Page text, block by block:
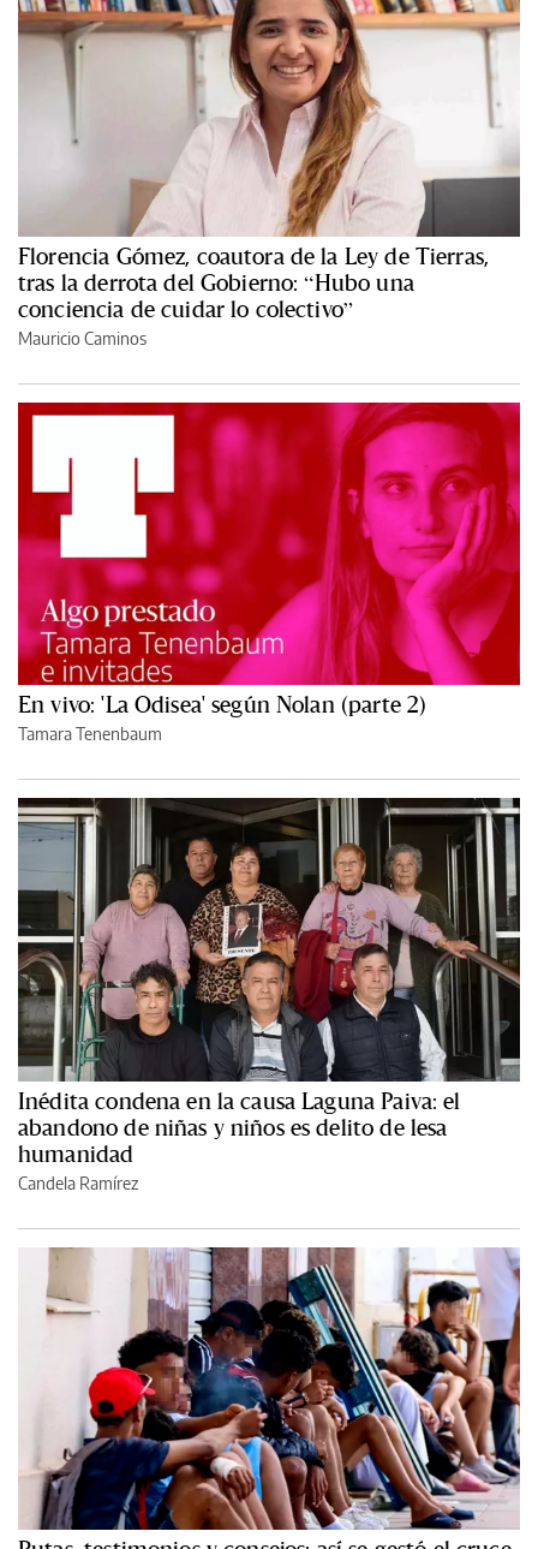
Florencia Gómez, coautora de la Ley de Tierras,
tras la derrota del Gobierno: “Hubo una
conciencia de cuidar lo colectivo”
Mauricio Caminos
En vivo: 'La Odisea' según Nolan (parte 2)
Tamara Tenenbaum
Inédita condena en la causa Laguna Paiva: el
abandono de niñas y niños es delito de lesa
humanidad
Candela Ramírez